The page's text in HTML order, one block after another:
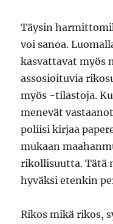
Täysin
voi sanoa.
kasvattavat myös
assosioituvia
myös -tilastoja.
menevät
poliisi kirjaa
mukaan
rikollisuutta. Tätä
hyväksi etenkin
Rikos mikä rikos,